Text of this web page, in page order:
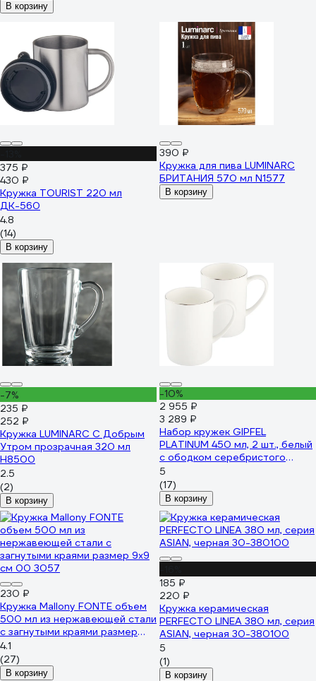
В корзину
375 ₽
430 ₽
Кружка TOURIST 220 мл
ДК-560
4.8
(14)
В корзину
390 ₽
Кружка для пива LUMINARC
БРИТАНИЯ 570 мл N1577
В корзину
-7%
235 ₽
252 ₽
Кружка LUMINARC С Добрым
Утром прозрачная 320 мл
H8500
2.5
(2)
В корзину
-10%
2 955 ₽
3 289 ₽
Набор кружек GIPFEL
PLATINUM 450 мл, 2 шт., белый
с ободком серебристого
цвета, костяной фарфор 51538
5
(17)
В корзину
230 ₽
Кружка Mallony FONTE объем
500 мл из нержавеющей стали
с загнутыми краями размер
9x9 см 00 3057
4.1
(27)
В корзину
185 ₽
220 ₽
Кружка керамическая
PERFECTO LINEA 380 мл, серия
ASIAN, черная 30-380100
5
(1)
В корзину